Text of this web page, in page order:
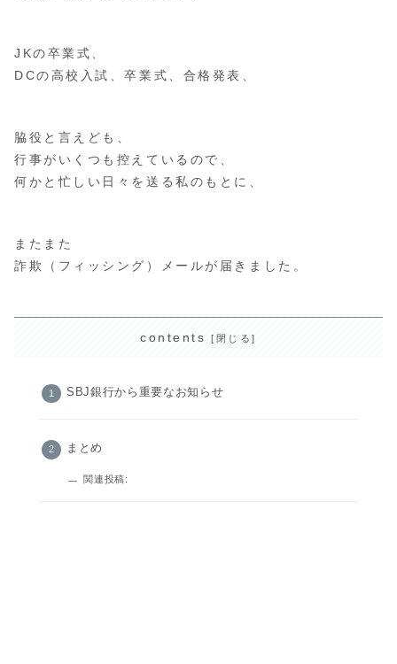
JKの卒業式、
DCの高校入試、卒業式、合格発表、
脇役と言えども、
行事がいくつも控えているので、
何かと忙しい日々を送る私のもとに、
またまた
詐欺（フィッシング）メールが届きました。
contents
SBJ銀行から重要なお知らせ
まとめ
関連投稿: